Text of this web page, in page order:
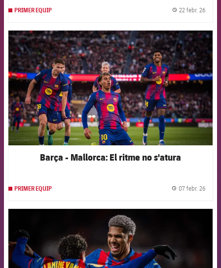
PRIMER EQUIP 22 febr. 26
FCB Barcelona badge
Barça - Mallorca: El ritme no s'atura
PRIMER EQUIP 07 febr. 26
FCB Barcelona badge